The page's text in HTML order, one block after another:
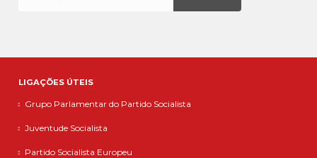
LIGAÇÕES ÚTEIS
Grupo Parlamentar do Partido Socialista
Juventude Socialista
Partido Socialista Europeu